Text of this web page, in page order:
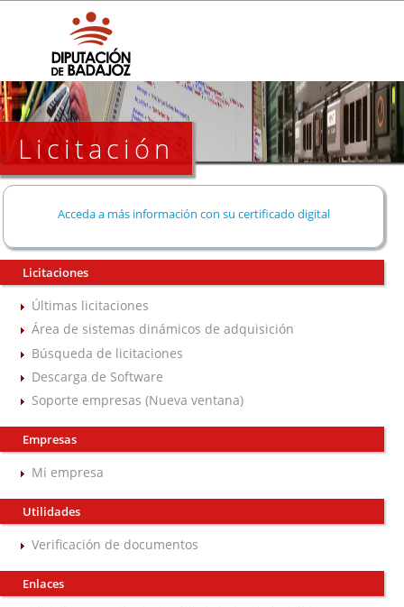
Licitación
Acceda a más información con su certificado digital
Licitaciones
Últimas licitaciones
Área de sistemas dinámicos de adquisición
Búsqueda de licitaciones
Descarga de Software
Soporte empresas (Nueva ventana)
Empresas
Mi empresa
Utilidades
Verificación de documentos
Enlaces